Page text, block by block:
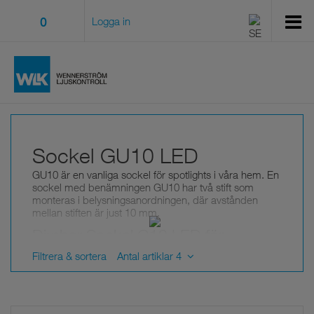
0 Logga in
Sockel GU10 LED
GU10 är en vanliga sockel för spotlights i våra hem. En
sockel med benämningen GU10 har två stift som
monteras i belysningsanordningen, där avstånden
mellan stiften är just 10 mm.
spotlights
GU10-lampor används vanligen för infällda spotlights
Filtrera & sortera Antal artiklar 4